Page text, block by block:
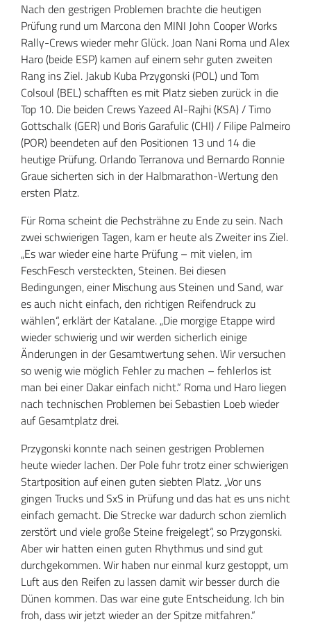
Nach den gestrigen Problemen brachte die heutigen
Prüfung rund um Marcona den MINI John Cooper Works
Rally-Crews wieder mehr Glück. Joan Nani Roma und Alex
Haro (beide ESP) kamen auf einem sehr guten zweiten
Rang ins Ziel. Jakub Kuba Przygonski (POL) und Tom
Colsoul (BEL) schafften es mit Platz sieben zurück in die
Top 10. Die beiden Crews Yazeed Al-Rajhi (KSA) / Timo
Gottschalk (GER) und Boris Garafulic (CHI) / Filipe Palmeiro
(POR) beendeten auf den Positionen 13 und 14 die
heutige Prüfung. Orlando Terranova und Bernardo Ronnie
Graue sicherten sich in der Halbmarathon-Wertung den
ersten Platz.
Für Roma scheint die Pechsträhne zu Ende zu sein. Nach
zwei schwierigen Tagen, kam er heute als Zweiter ins Ziel.
„Es war wieder eine harte Prüfung – mit vielen, im
FeschFesch versteckten, Steinen. Bei diesen
Bedingungen, einer Mischung aus Steinen und Sand, war
es auch nicht einfach, den richtigen Reifendruck zu
wählen“, erklärt der Katalane. „Die morgige Etappe wird
wieder schwierig und wir werden sicherlich einige
Änderungen in der Gesamtwertung sehen. Wir versuchen
so wenig wie möglich Fehler zu machen – fehlerlos ist
man bei einer Dakar einfach nicht.“ Roma und Haro liegen
nach technischen Problemen bei Sebastien Loeb wieder
auf Gesamtplatz drei.
Przygonski konnte nach seinen gestrigen Problemen
heute wieder lachen. Der Pole fuhr trotz einer schwierigen
Startposition auf einen guten siebten Platz. „Vor uns
gingen Trucks und SxS in Prüfung und das hat es uns nicht
einfach gemacht. Die Strecke war dadurch schon ziemlich
zerstört und viele große Steine freigelegt“, so Przygonski.
Aber wir hatten einen guten Rhythmus und sind gut
durchgekommen. Wir haben nur einmal kurz gestoppt, um
Luft aus den Reifen zu lassen damit wir besser durch die
Dünen kommen. Das war eine gute Entscheidung. Ich bin
froh, dass wir jetzt wieder an der Spitze mitfahren.“